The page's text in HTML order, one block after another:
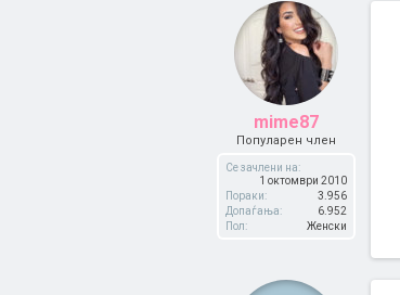
mime87
Популарен член
Се зачлени на:
1 октомври 2010
Пораки:
3.956
Допаѓања:
6.952
Пол:
Женски